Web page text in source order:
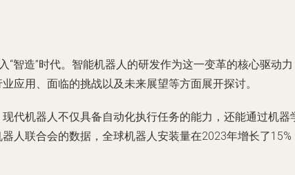
智造”时代。智能机器人的研发作为这一变革的核心驱动
应用、面临的挑战以及未来展望等方面展开探讨。
代机器人不仅具备自动化执行任务的能力，还能通过机
人联合会的数据，全球机器人安装量在2023年增长了